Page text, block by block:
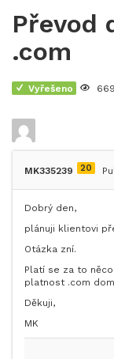
Převod
.com
Vyřešeno
MK335239 20
Dobrý den,
plánuji klientovi
Otázka zní.
Platí se za to
platnost .com
Děkuji,
MK